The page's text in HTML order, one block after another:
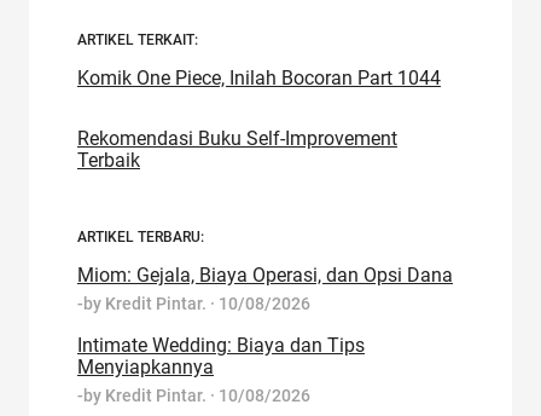
ARTIKEL TERKAIT:
Komik One Piece, Inilah Bocoran Part 1044
Rekomendasi Buku Self-Improvement
Terbaik
ARTIKEL TERBARU:
Miom: Gejala, Biaya Operasi, dan Opsi Dana
-by Kredit Pintar. · 10/08/2026
Intimate Wedding: Biaya dan Tips
Menyiapkannya
-by Kredit Pintar. · 10/08/2026